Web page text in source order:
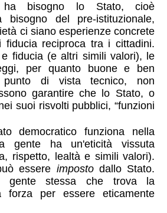
bisogno lo Stato, cioè
bisogno del pre-istituzionale,
ci siano esperienze concrete
reciproca tra i cittadini.
fiducia (e altri simili valori), le
per quanto buone e ben
punto di vista tecnico, non
garantire che lo Stato, o
suoi risvolti pubblici, “funzioni
democratico funziona nella
gente ha un'eticità vissuta
rispetto, lealtà e simili valori).
essere impostodallo Stato.
gente stessa che trova la
forza per essere eticamente